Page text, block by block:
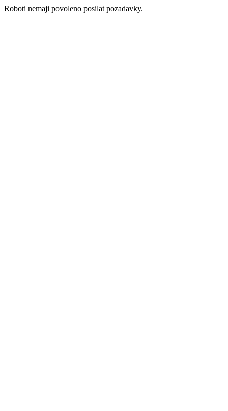
Roboti nemaji povoleno posilat pozadavky.